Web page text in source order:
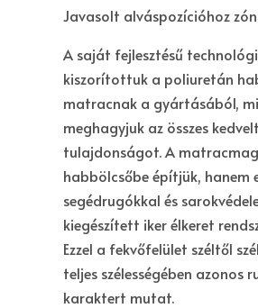
Javasolt alváspozícióhoz
A saját fejlesztésű
kiszorítottuk a poliuretán
matracnak a gyártásából,
meghagyjuk az összes
tulajdonságot. A
habbölcsőbe építjük, hanem
segédrugókkal és
kiegészített iker élkeret
Ezzel a fekvőfelület széltől
teljes szélességében azonos
karaktert mutat.